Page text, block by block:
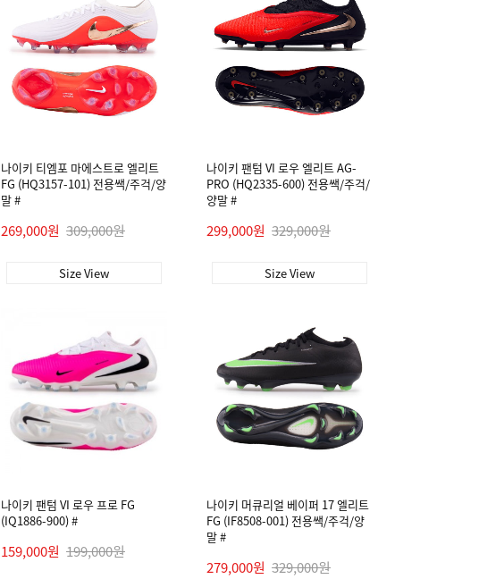
나이키 티엠포 마에스트로 엘리트
FG (HQ3157-101) 전용쌕/주걱/양
말 #
269,000원 309,000원
Size View
나이키 팬텀 VI 로우 엘리트 AG-
PRO (HQ2335-600) 전용쌕/주걱/
양말 #
299,000원 329,000원
Size View
나이키 팬텀 VI 로우 프로 FG
(IQ1886-900) #
159,000원 199,000원
나이키 머큐리얼 베이퍼 17 엘리트
FG (IF8508-001) 전용쌕/주걱/양
말 #
279,000원 329,000원